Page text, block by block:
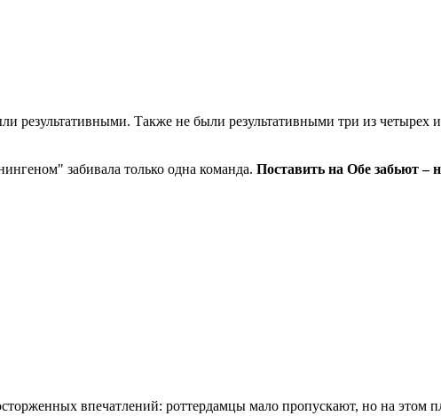
результативными. Также не были результативными три из
забивала только одна команда. Поставить на Обе забьют –
впечатлений: роттердамцы мало пропускают, но на этом